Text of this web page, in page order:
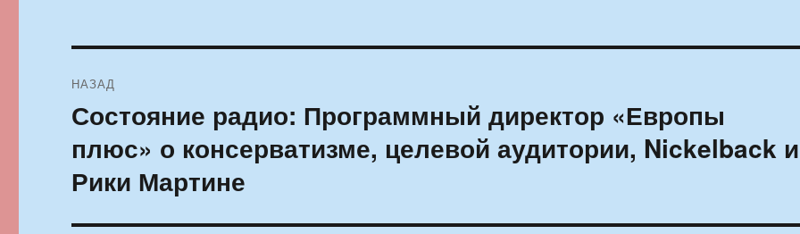
по
записям
НАЗАД
Предыдущая
Состояние радио: Программный директор «Европы
плюс» о консерватизме, целевой аудитории, Nickelback и
Рики Мартине